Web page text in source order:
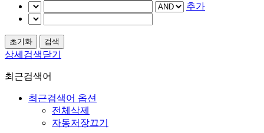
추가
상세검색닫기
최근검색어
최근검색어 옵션
전체삭제
자동저장끄기